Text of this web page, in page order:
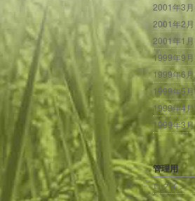
2001年3月
2001年2月
2001年1月
1999年9月
1999年6月
1999年5月
1999年4月
1999年3月
管理用
ログイン